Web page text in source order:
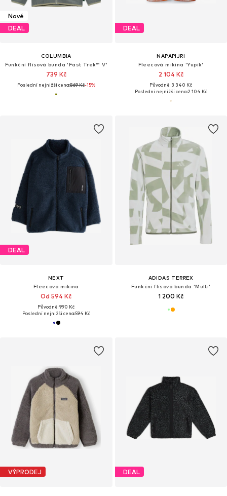
Nové
DEAL
COLUMBIA
Funkční flísová bunda 'Fast Trek™ V'
739 Kč
Poslední nejnižší cena:869 Kč-15%
DEAL
NAPAPIJRI
Fleecová mikina 'Yupik'
2 104 Kč
Původně: 3 340 Kč
Poslední nejnižší cena:2 104 Kč
DEAL
NEXT
Fleecová mikina
Od 594 Kč
Původně: 990 Kč
Poslední nejnižší cena:594 Kč
ADIDAS TERREX
Funkční flísová bunda 'Multi'
1 200 Kč
VÝPRODEJ DEAL